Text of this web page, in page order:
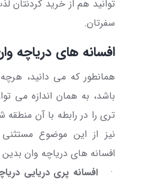
توانید هم از خرید کردنتان
سفرتان.
افسانه های دریاچه
همانطور که می دانید،
باشد، به همان اندازه می
تری را در رابطه با آن منطقه
نیز از این موضوع
افسانه های دریاچه وان
·
افسانه پری دریایی